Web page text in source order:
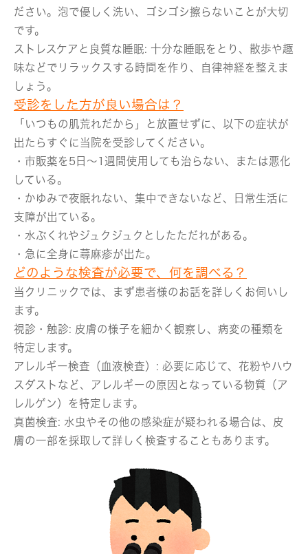
ださい。泡で優しく洗い、ゴシゴシ擦らないことが大切
です。
ストレスケアと良質な睡眠: 十分な睡眠をとり、散歩や趣
味などでリラックスする時間を作り、自律神経を整えま
しょう。
受診をした方が良い場合は？
「いつもの肌荒れだから」と放置せずに、以下の症状が
出たらすぐに当院を受診してください。
・市販薬を5日～1週間使用しても治らない、または悪化
している。
・かゆみで夜眠れない、集中できないなど、日常生活に
支障が出ている。
・水ぶくれやジュクジュクとしたただれがある。
・急に全身に蕁麻疹が出た。
どのような検査が必要で、何を調べる？
当クリニックでは、まず患者様のお話を詳しくお伺いし
ます。
視診・触診: 皮膚の様子を細かく観察し、病変の種類を
特定します。
アレルギー検査（血液検査）: 必要に応じて、花粉やハウ
スダストなど、アレルギーの原因となっている物質（ア
レルゲン）を特定します。
真菌検査: 水虫やその他の感染症が疑われる場合は、皮
膚の一部を採取して詳しく検査することもあります。